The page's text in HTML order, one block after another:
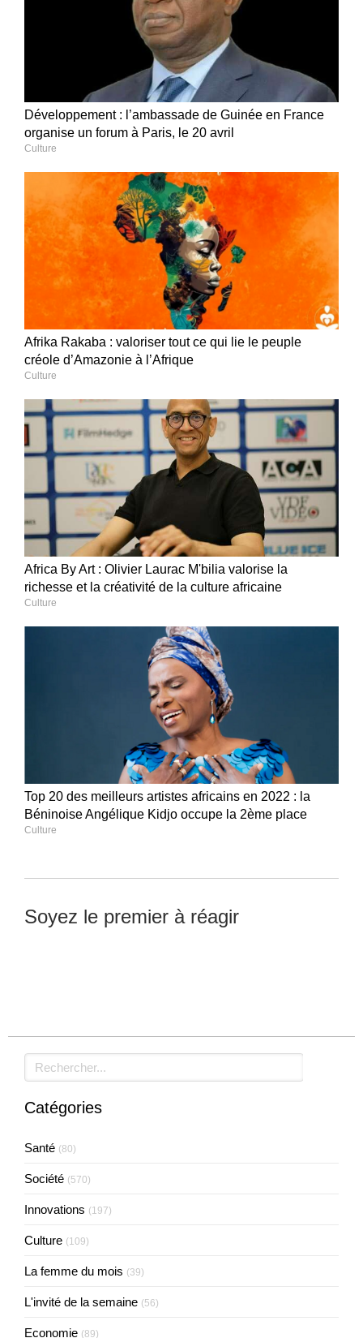
Développement : l’ambassade de Guinée en France
organise un forum à Paris, le 20 avril
Culture
Afrika Rakaba : valoriser tout ce qui lie le peuple
créole d’Amazonie à l’Afrique
Culture
Africa By Art : Olivier Laurac M'bilia valorise la
richesse et la créativité de la culture africaine
Culture
Top 20 des meilleurs artistes africains en 2022 : la
Béninoise Angélique Kidjo occupe la 2ème place
Culture
Soyez le premier à réagir
Rechercher
Catégories
Santé (80)
Société (570)
Innovations (197)
Culture (109)
La femme du mois (39)
L'invité de la semaine (56)
Economie (89)